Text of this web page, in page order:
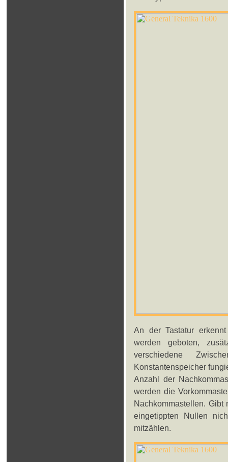
An der Tastatur
werden geboten,
verschiedene
Konstantenspeicher
Anzahl der
werden die
Nachkommastellen.
eingetippten Nullen
mitzählen.